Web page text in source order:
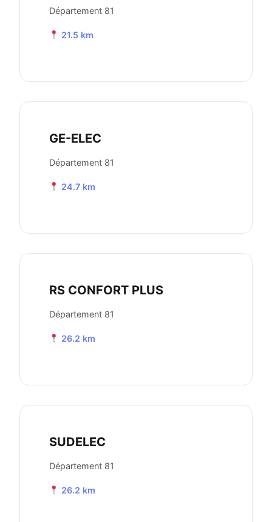
Département 81
21.5 km
GE-ELEC
Département 81
24.7 km
RS CONFORT PLUS
Département 81
26.2 km
SUDELEC
Département 81
26.2 km